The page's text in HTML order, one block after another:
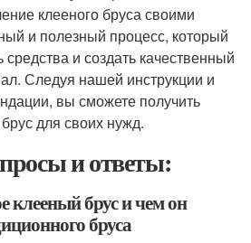
клееного бруса своими
и полезный процесс, который
средства и создать качественный
Следуя нашей инструкции и
вы сможете получить
для своих нужд.
и ответы:
клееный брус и чем он
бруса